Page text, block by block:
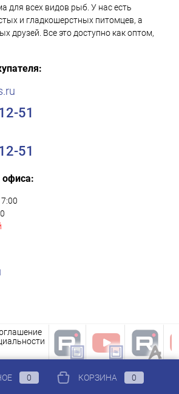
для всех видов рыб. У нас есть
и гладкошерстных питомцев, а
друзей. Все это доступно как оптом,
51
51
офиса:
0 КОРЗИНА 0